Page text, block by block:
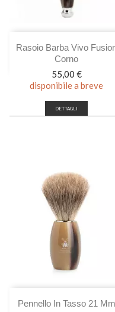
Rasoio Barba Vivo
Corno
Prezzo
55,00 €
disponibile a breve
DETTAGLI
Pennello In Tasso 21 Mm